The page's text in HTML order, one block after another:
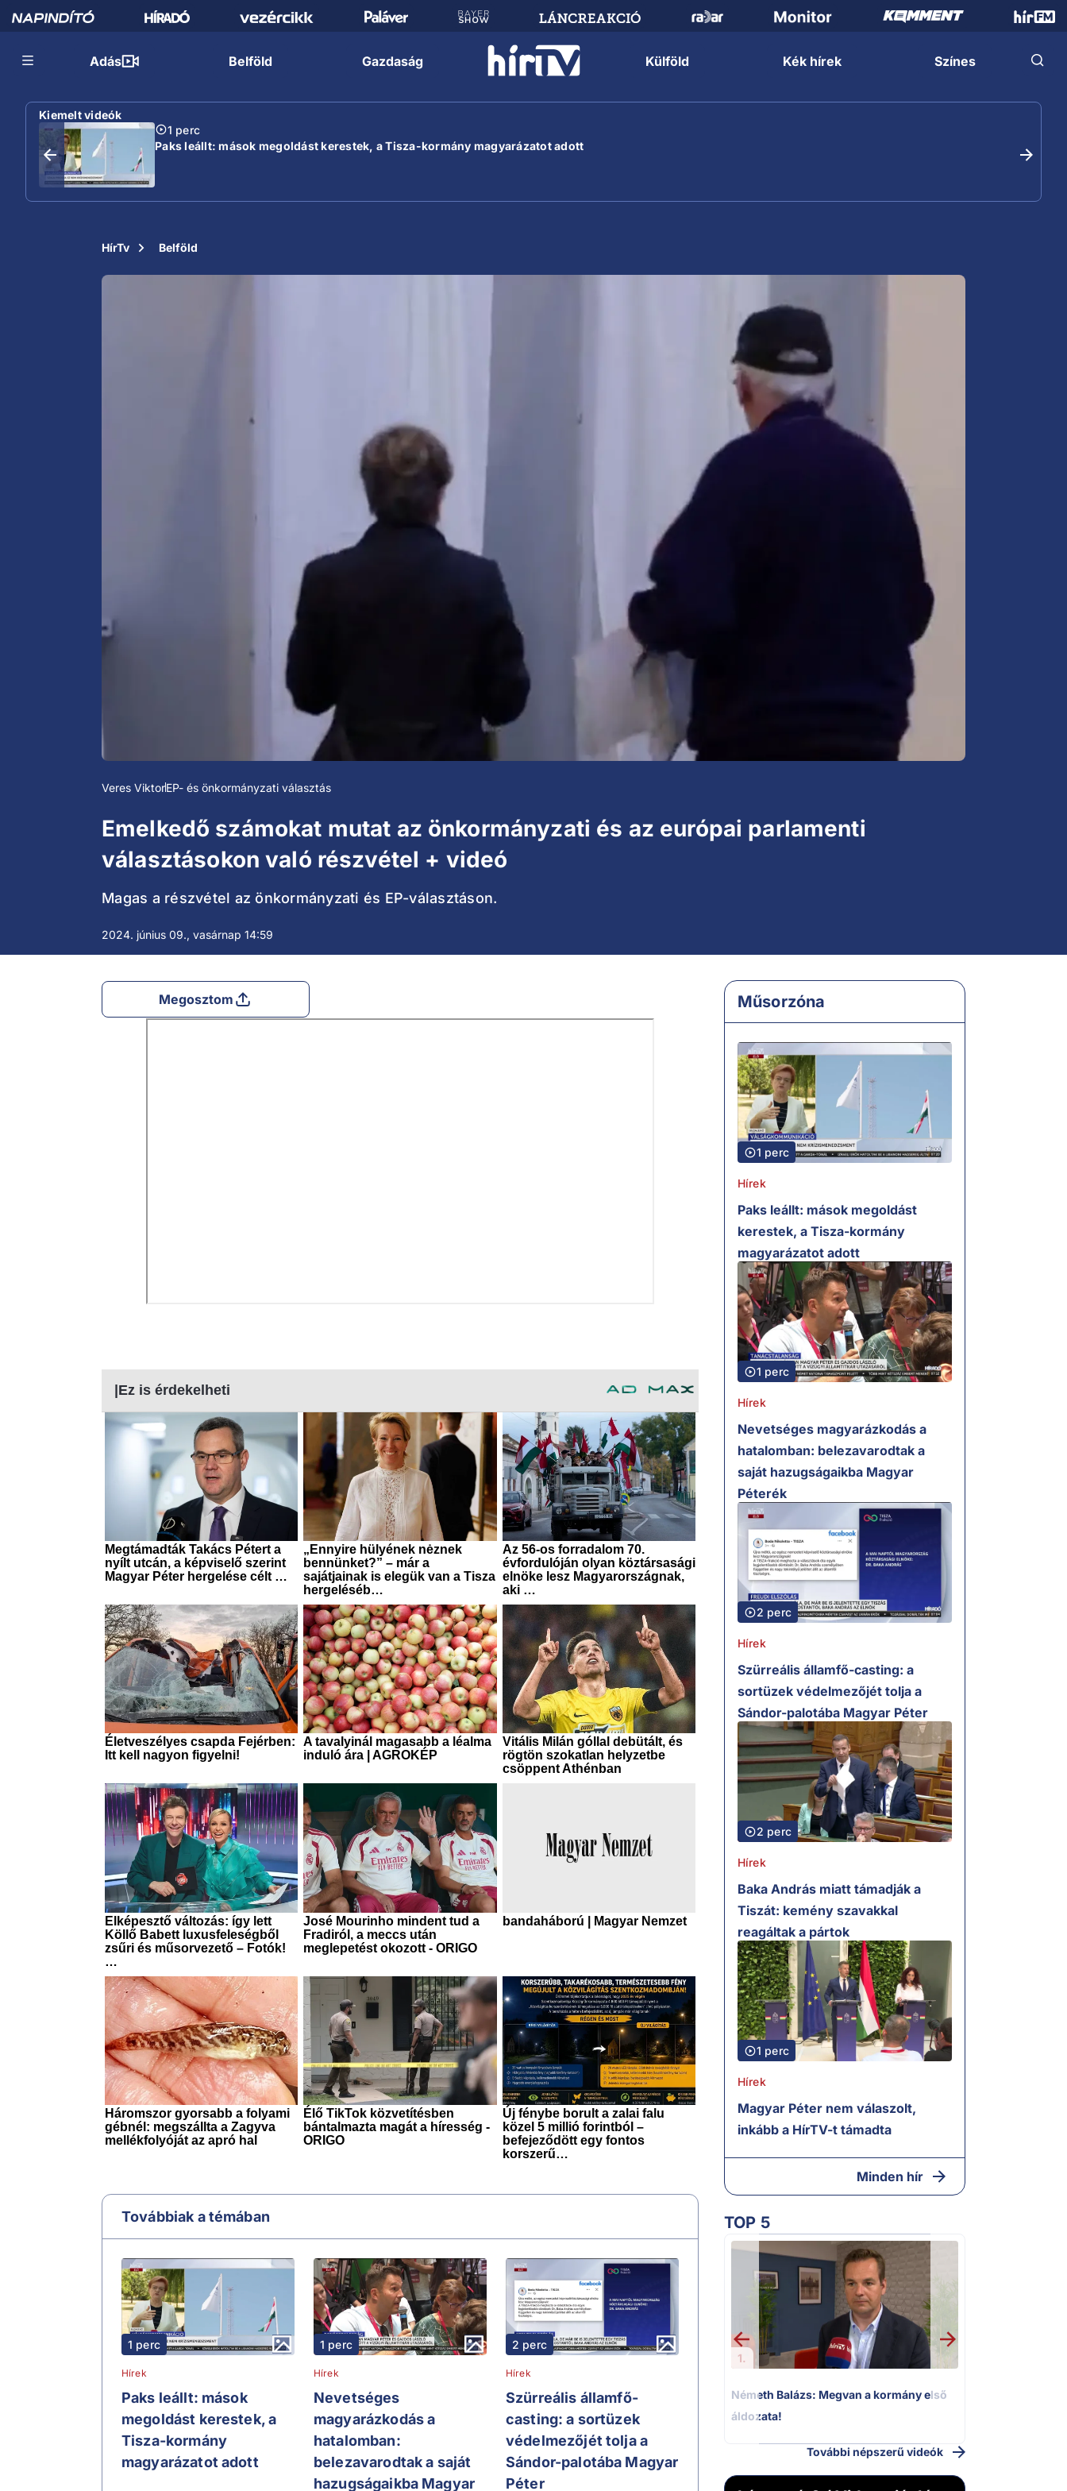
Adás Belföld Gazdaság Külföld Kék hírek Színes
Kiemelt videók
1 perc
Paks leállt: mások megoldást kerestek, a Tisza-kormány magyarázatot adott
HírTv Belföld
Veres ViktorEP- és önkormányzati választás
Emelkedő számokat mutat az önkormányzati és az európai parlamenti
választásokon való részvétel + videó
Magas a részvétel az önkormányzati és EP-választáson.
2024. június 09., vasárnap 14:59
Megosztom
Továbbiak a témában
1 perc
Hírek
Paks leállt: mások
megoldást kerestek, a
Tisza-kormány
magyarázatot adott
1 perc
Hírek
Nevetséges
magyarázkodás a
hatalomban:
belezavarodtak a saját
hazugságaikba Magyar
2 perc
Hírek
Szürreális államfő-
casting: a sortüzek
védelmezőjét tolja a
Sándor-palotába Magyar
Péter
Műsorzóna
1 perc
Hírek
Paks leállt: mások megoldást
kerestek, a Tisza-kormány
magyarázatot adott
1 perc
Hírek
Nevetséges magyarázkodás a
hatalomban: belezavarodtak a
saját hazugságaikba Magyar
Péterék
2 perc
Hírek
Szürreális államfő-casting: a
sortüzek védelmezőjét tolja a
Sándor-palotába Magyar Péter
2 perc
Hírek
Baka András miatt támadják a
Tiszát: kemény szavakkal
reagáltak a pártok
1 perc
Hírek
Magyar Péter nem válaszolt,
inkább a HírTV-t támadta
Minden hír
TOP 5
1.
Németh Balázs: Megvan a kormány első
áldozata!
További népszerű videók